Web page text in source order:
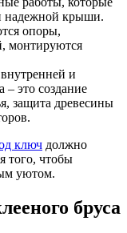
надежной крыши.
опоры,
монтируются
и
– это создание
защита древесины
ключ должно
того, чтобы
уютом.
бруса